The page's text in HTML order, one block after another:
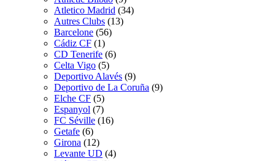
Atletico Madrid (34)
Autres Clubs (13)
Barcelone (56)
Cádiz CF (1)
CD Tenerife (6)
Celta Vigo (5)
Deportivo Alavés (9)
Deportivo de La Coruña (9)
Elche CF (5)
Espanyol (7)
FC Séville (16)
Getafe (6)
Girona (12)
Levante UD (4)